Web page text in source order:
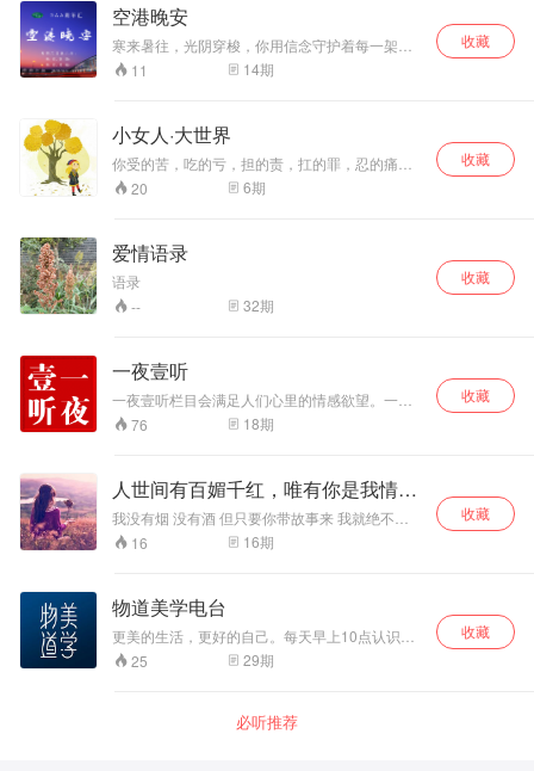
空港晚安
寒来暑往，光阴穿梭，你用信念守护着每一架航
班的平安起落，我用声音陪你度过每一个不眠的
夜晚。 每周六日晚八点！ 晚安，空港！ 晚安，
11 14期
收藏
小女人·大世界
你受的苦，吃的亏，担的责，扛的罪，忍的痛，
到最后都会变成光，照亮你的路。《小女人·大世
界》分享女人心事。
20 6期
收藏
爱情语录
语录
--
32期
收藏
一夜壹听
一夜壹听栏目会满足人们心里的情感欲望。一方
面，人们通过这个节目可以深探自己的内心生
活，以此为自己的情感和生活定位，并转移自身
在公共媒体进行情感倾诉，以博取他人的同情，
寻求心理的安慰。 情感类节目还是为忙碌的都市
人提供了一个述说情感的平台。在讲述类节目繁
荣到泛滥的今天，已经很难将情感类再推开，几
乎所有的情感类节目都会涉及情感话题，甚至，
节目，以满足观众的心理需要。
76 18期
收藏
人世间有百媚千红，唯有你是我情之
所钟
我没有烟 没有酒 但只要你带故事来 我就绝不会
走 感谢收听，欢迎订阅！ 欢迎来稿，说出你的故
事，可以在下方留言哦， 邮箱
620248589
16 16期
收藏
物道美学电台
更美的生活，更好的自己。每天早上10点认识一
个有趣的人，发现一种美好的生活方式。
25 29期
收藏
必听推荐